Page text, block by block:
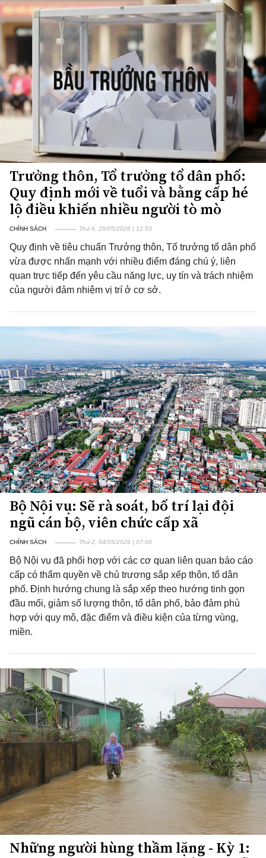
Trưởng thôn, Tổ trưởng tổ dân phố:
Quy định mới về tuổi và bằng cấp hé
lộ điều khiến nhiều người tò mò
CHÍNH SÁCH Thứ 6, 29/05/2026 | 12:53
Quy định về tiêu chuẩn Trưởng thôn, Tổ trưởng tổ dân phố
vừa được nhấn mạnh với nhiều điểm đáng chú ý, liên
quan trực tiếp đến yêu cầu năng lực, uy tín và trách nhiệm
của người đảm nhiệm vị trí ở cơ sở.
Bộ Nội vụ: Sẽ rà soát, bố trí lại đội
ngũ cán bộ, viên chức cấp xã
CHÍNH SÁCH Thứ 2, 04/05/2026 | 07:00
Bộ Nội vụ đã phối hợp với các cơ quan liên quan báo cáo
cấp có thẩm quyền về chủ trương sắp xếp thôn, tổ dân
phố. Định hướng chung là sắp xếp theo hướng tinh gọn
đầu mối, giảm số lượng thôn, tổ dân phố, bảo đảm phù
hợp với quy mô, đặc điểm và điều kiện của từng vùng,
miền.
Những người hùng thầm lặng - Kỳ 1: